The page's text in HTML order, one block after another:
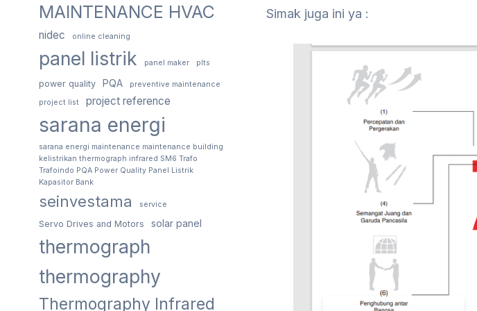
MAINTENANCE HVAC
nidec online cleaning
panel listrik panel maker plts
power quality PQA
preventive maintenance
project list
project reference
sarana energi
sarana energi maintenance maintenance building
kelistrikan thermograph infrared SM6 Trafo
Trafoindo PQA Power Quality Panel Listrik
Kapasitor Bank
seinvestama service
Servo Drives and Motors solar panel
thermograph
thermography
Thermography Infrared
Simak juga ini ya :